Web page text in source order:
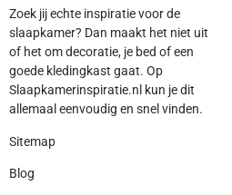
Zoek jij echte inspiratie voor de
slaapkamer? Dan maakt het niet uit
of het om decoratie, je bed of een
goede kledingkast gaat. Op
Slaapkamerinspiratie.nl kun je dit
allemaal eenvoudig en snel vinden.
Sitemap
Blog